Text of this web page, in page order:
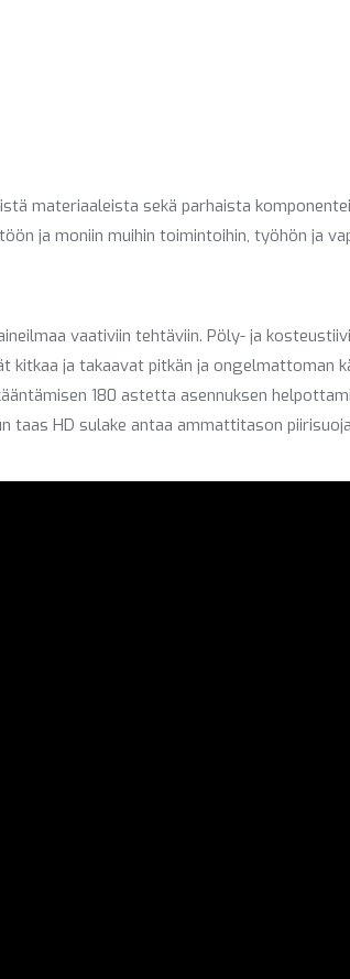
materiaaleista sekä parhaista
ja moniin muihin toimintoihin, työhön ja
vaativiin tehtäviin. Pöly- ja
ja takaavat pitkän ja ongelmattoman
180 astetta asennuksen
HD sulake antaa ammattitason